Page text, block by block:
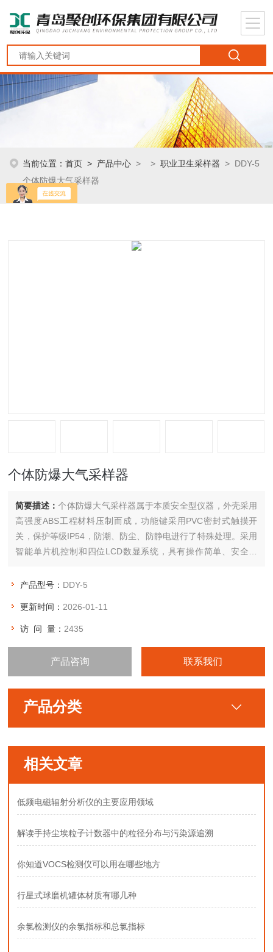
当前位置：首页 > 产品中心 > >职业卫生采样器 > DDY-5
个体防爆大气采样器
个体防爆大气采样器
简要描述：个体防爆大气采样器属于本质安全型仪器，外壳采用
高强度ABS工程材料压制而成，功能键采用PVC密封式触摸开
关，保护等级IP54，防潮、防尘、防静电进行了特殊处理。采用
智能单片机控制和四位LCD数显系统，具有操作简单、安全可
具有一机多用等特点。
产品型号： DDY-5
更新时间： 2026-01-11
访 问 量： 2435
产品咨询 联系我们
产品分类
相关文章
低频电磁辐射分析仪的主要应用领域
解读手持尘埃粒子计数器中的粒径分布与污染源追溯
你知道VOCS检测仪可以用在哪些地方
行星式球磨机罐体材质有哪几种
余氯检测仪的余氯指标和总氯指标